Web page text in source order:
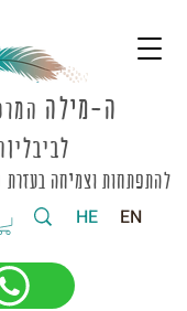
HE EN
ה-מילה
להתפתחות וצמיחה בעזרת